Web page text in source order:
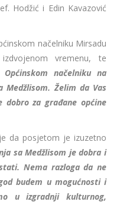
Hodžić i Edin Kavazović
načelniku Mirsadu
vremenu, te
načelniku na
Medžlisom. Želim da Vas
za građane općine
da posjetom je izuzetno
sa Medžlisom je dobra i
Nema razloga da ne
budem u mogućnosti i
u izgradnji kulturnog,